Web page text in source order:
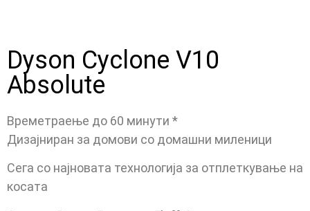
Dyson Cyclone V10
Absolute
Времетраење до 60 минути *
Дизајниран за домови со домашни миленици
Сега со најновата технологија за отплеткување на
косата